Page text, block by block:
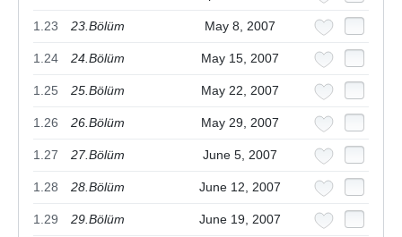
1.23 23.Bölüm May 8, 2007
1.24 24.Bölüm May 15, 2007
1.25 25.Bölüm May 22, 2007
1.26 26.Bölüm May 29, 2007
1.27 27.Bölüm June 5, 2007
1.28 28.Bölüm June 12, 2007
1.29 29.Bölüm June 19, 2007